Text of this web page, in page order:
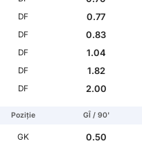
DF
0.77
DF
0.83
DF
1.04
DF
1.82
DF 2.00
Poziție GÎ / 90'
GK
0.50